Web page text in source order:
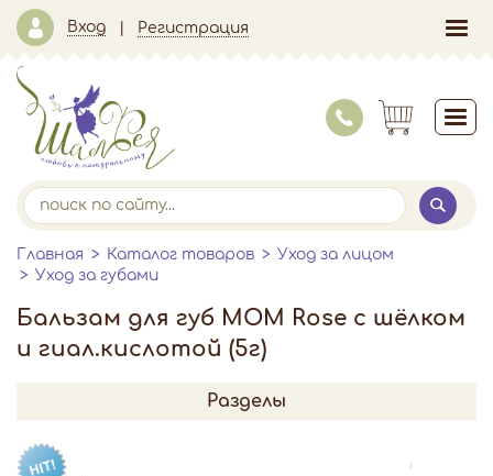
Вход Регистрация
Главная Каталог товаров
Уход за лицом
Уход за губами
Бальзам для губ МОМ Rose с шёлком
и гиал.кислотой (5г)
Разделы